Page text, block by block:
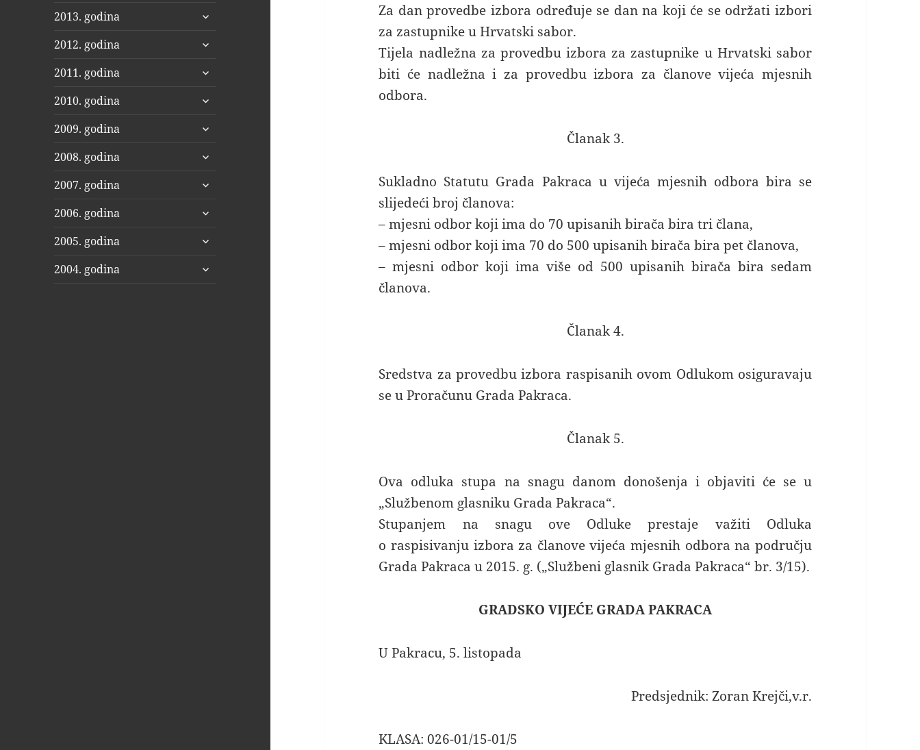
2013. godina
proširi
2012. godina
proširi
2011. godina
proširi
2010. godina
proširi
2009. godina
proširi
2008. godina
proširi
2007. godina
proširi
2006. godina
proširi
2005. godina
proširi
2004. godina
proširi
Za dan provedbe izbora određuje se dan na koji će se održati izbori
za zastupnike u Hrvatski sabor.
Tijela nadležna za provedbu izbora za zastupnike u Hrvatski sabor
biti će nadležna i za provedbu izbora za članove vijeća mjesnih
odbora.
Članak 3.
Sukladno Statutu Grada Pakraca u vijeća mjesnih odbora bira se
slijedeći broj članova:
– mjesni odbor koji ima do 70 upisanih birača bira tri člana,
– mjesni odbor koji ima 70 do 500 upisanih birača bira pet članova,
– mjesni odbor koji ima više od 500 upisanih birača bira sedam
članova.
Članak 4.
Sredstva za provedbu izbora raspisanih ovom Odlukom osiguravaju
se u Proračunu Grada Pakraca.
Članak 5.
Ova odluka stupa na snagu danom donošenja i objaviti će se u
„Službenom glasniku Grada Pakraca“.
Stupanjem na snagu ove Odluke prestaje važiti Odluka
o raspisivanju izbora za članove vijeća mjesnih odbora na području
Grada Pakraca u 2015. g. („Službeni glasnik Grada Pakraca“ br. 3/15).
GRADSKO VIJEĆE GRADA PAKRACA
U Pakracu, 5. listopada
Predsjednik: Zoran Krejči,v.r.
KLASA: 026-01/15-01/5